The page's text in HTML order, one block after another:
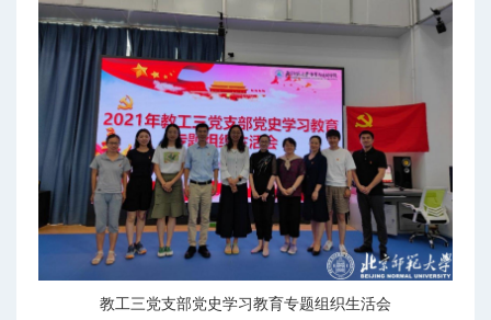
教工三党支部党史学习教育专题组织生活会